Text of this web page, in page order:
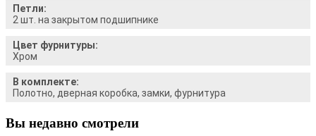
Петли:
2 шт. на закрытом подшипнике
Цвет фурнитуры:
Хром
В комплекте:
Полотно, дверная коробка, замки, фурнитура
Вы недавно смотрели